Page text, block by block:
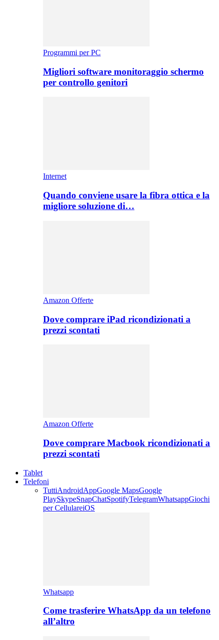
Programmi per PC
Migliori software monitoraggio schermo
per controllo genitori
Internet
Quando conviene usare la fibra ottica e la
migliore soluzione di…
Amazon Offerte
Dove comprare iPad ricondizionati a
prezzi scontati
Amazon Offerte
Dove comprare Macbook ricondizionati a
prezzi scontati
Tablet
Telefoni
TuttiAndroidAppGoogle MapsGoogle
PlaySkypeSnapChatSpotifyTelegramWhatsappGiochi
per CellulareiOS
Whatsapp
Come trasferire WhatsApp da un telefono
all’altro